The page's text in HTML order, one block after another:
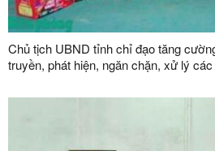
Chủ tịch UBND tỉnh chỉ đạo tăng
truyền, phát hiện, ngăn chặn, xử lý